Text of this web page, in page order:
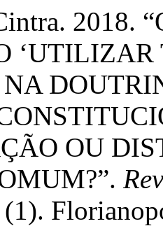
2018.
NA
OU